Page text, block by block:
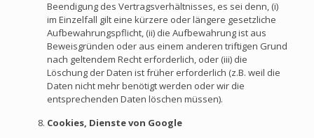
Beendigung des Vertragsverhältnisses, es sei denn, (i)
im Einzelfall gilt eine kürzere oder längere gesetzliche
Aufbewahrungspflicht, (ii) die Aufbewahrung ist aus
Beweisgründen oder aus einem anderen triftigen Grund
nach geltendem Recht erforderlich, oder (iii) die
Löschung der Daten ist früher erforderlich (z.B. weil die
Daten nicht mehr benötigt werden oder wir die
entsprechenden Daten löschen müssen).
Cookies, Dienste von Google